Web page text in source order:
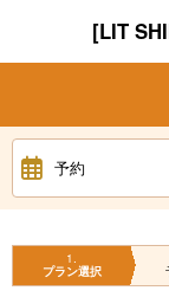
[LIT
予約
1
プラン選択